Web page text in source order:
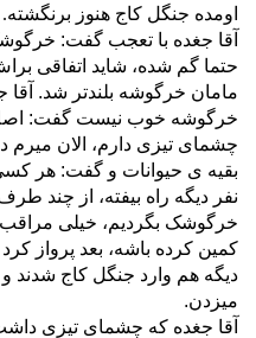
اومده جنگل کاج هنوز برنگشته.
آقا جغده با تعجب گفت:
حتما گم شده، شاید اتفاقی
مامان خرگوشه بلندتر شد. آقا
خرگوشه خوب نیست گفت:
چشمای تیزی دارم، الان میرم
بقیه ی حیوانات و گفت: هر
نفر دیگه راه بیفته، از چند
خرگوشک بگردیم، خیلی مراقب
کمین کرده باشه، بعد پرواز
دیگه هم وارد جنگل کاج شدند
میزدن.
آقا جغده که چشمای تیزی